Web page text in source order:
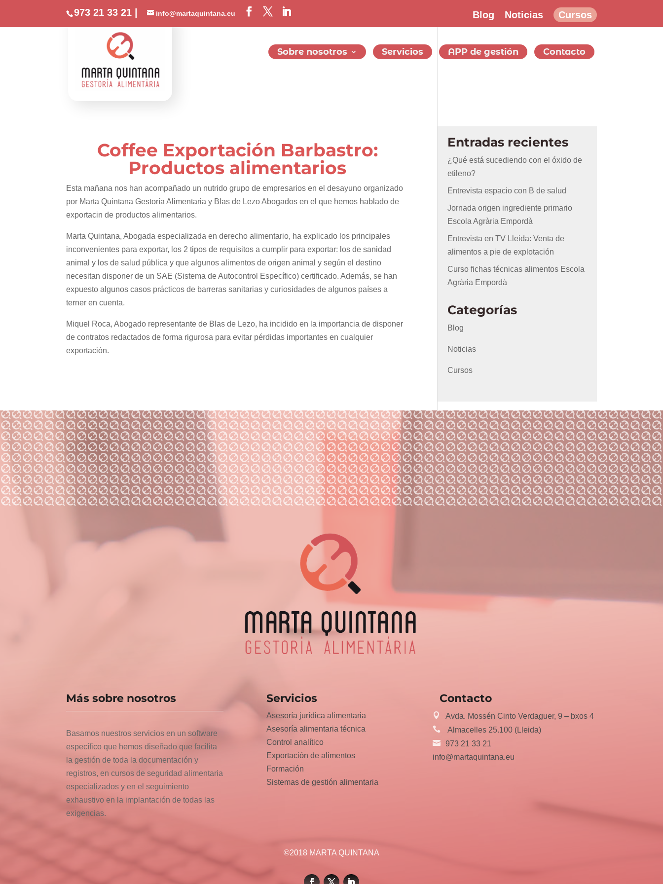
973 21 33 21 | info@martaquintana.eu Blog Noticias Cursos
Sobre nosotros Servicios APP de gestión Contacto
Coffee Exportación Barbastro:
Productos alimentarios
Esta mañana nos han acompañado un nutrido grupo de empresarios en el desayuno organizado
por Marta Quintana Gestoría Alimentaria y Blas de Lezo Abogados en el que hemos hablado de
exportacin de productos alimentarios.
Marta Quintana, Abogada especializada en derecho alimentario, ha explicado los principales
inconvenientes para exportar, los 2 tipos de requisitos a cumplir para exportar: los de sanidad
animal y los de salud pública y que algunos alimentos de origen animal y según el destino
necesitan disponer de un SAE (Sistema de Autocontrol Específico) certificado. Además, se han
expuesto algunos casos prácticos de barreras sanitarias y curiosidades de algunos países a
terner en cuenta.
Miquel Roca, Abogado representante de Blas de Lezo, ha incidido en la importancia de disponer
de contratos redactados de forma rigurosa para evitar pérdidas importantes en cualquier
exportación.
Entradas recientes
¿Qué está sucediendo con el óxido de
etileno?
Entrevista espacio con B de salud
Jornada origen ingrediente primario
Escola Agrària Empordà
Entrevista en TV Lleida: Venta de
alimentos a pie de explotación
Curso fichas técnicas alimentos Escola
Agrària Empordà
Categorías
Blog
Noticias
Cursos
Más sobre nosotros
Basamos nuestros servicios en un software
específico que hemos diseñado que facilita
la gestión de toda la documentación y
registros, en cursos de seguridad alimentaria
especializados y en el seguimiento
exhaustivo en la implantación de todas las
exigencias.
Servicios
Asesoría jurídica alimentaria
Asesoría alimentaria técnica
Control analítico
Exportación de alimentos
Formación
Sistemas de gestión alimentaria
Contacto
Avda. Mossén Cinto Verdaguer, 9 – bxos 4
Almacelles 25.100 (Lleida)
973 21 33 21
info@martaquintana.eu
©2018 MARTA QUINTANA